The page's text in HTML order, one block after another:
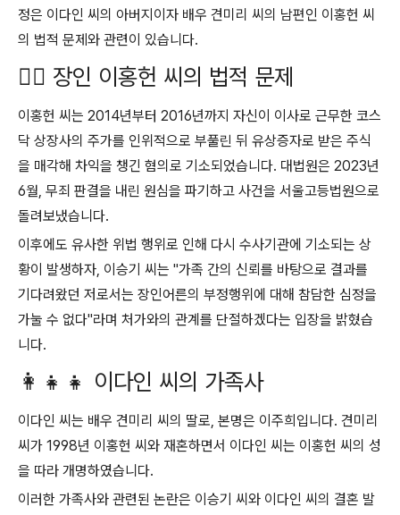
정은 이다인 씨의 아버지이자 배우 견미리 씨의 남편인 이홍헌 씨
의 법적 문제와 관련이 있습니다.
🧑‍⚖️ 장인 이홍헌 씨의 법적 문제
이홍헌 씨는 2014년부터 2016년까지 자신이 이사로 근무한 코스
닥 상장사의 주가를 인위적으로 부풀린 뒤 유상증자로 받은 주식
을 매각해 차익을 챙긴 혐의로 기소되었습니다. 대법원은 2023년
6월, 무죄 판결을 내린 원심을 파기하고 사건을 서울고등법원으로
돌려보냈습니다.
이후에도 유사한 위법 행위로 인해 다시 수사기관에 기소되는 상
황이 발생하자, 이승기 씨는 "가족 간의 신뢰를 바탕으로 결과를
기다려왔던 저로서는 장인어른의 부정행위에 대해 참담한 심정을
가눌 수 없다"라며 처가와의 관계를 단절하겠다는 입장을 밝혔습
니다.
👩‍👧‍👧 이다인 씨의 가족사
이다인 씨는 배우 견미리 씨의 딸로, 본명은 이주희입니다. 견미리
씨가 1998년 이홍헌 씨와 재혼하면서 이다인 씨는 이홍헌 씨의 성
을 따라 개명하였습니다.
이러한 가족사와 관련된 논란은 이승기 씨와 이다인 씨의 결혼 발